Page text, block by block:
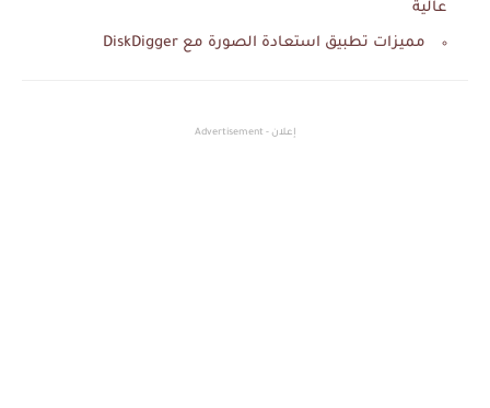
عالية
‏مميزات تطبيق استعادة الصورة مع DiskDigger
إعلان - Advertisement